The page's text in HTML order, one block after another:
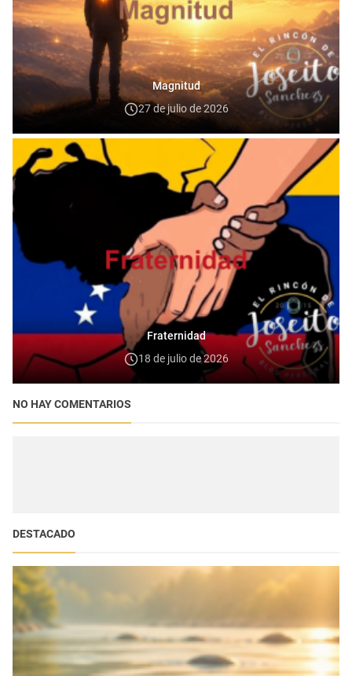
Magnitud
27 de julio de 2026
Fraternidad
18 de julio de 2026
NO HAY COMENTARIOS
DESTACADO